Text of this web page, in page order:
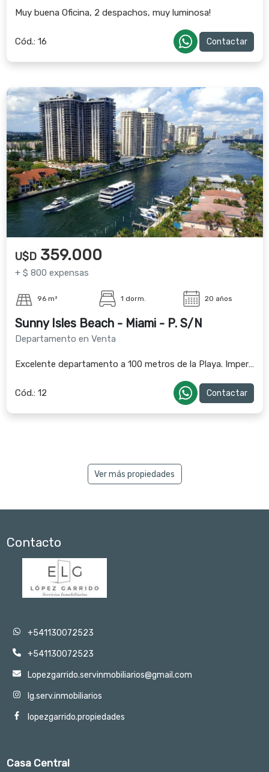
Muy buena Oficina, 2 despachos, muy luminosa!
Cód.: 16 Contactar
U$D 359.000
+ $ 800 expensas
96 m² 1 dorm. 20 años
Sunny Isles Beach - Miami - P. S/N
Departamento en Venta
Excelente departamento a 100 metros de la Playa. Imperdible.
Cód.: 12 Contactar
Ver más propiedades
Contacto
+541130072523
+541130072523
Lopezgarrido.servinmobiliarios@gmail.com
lg.serv.inmobiliarios
lopezgarrido.propiedades
Casa Central